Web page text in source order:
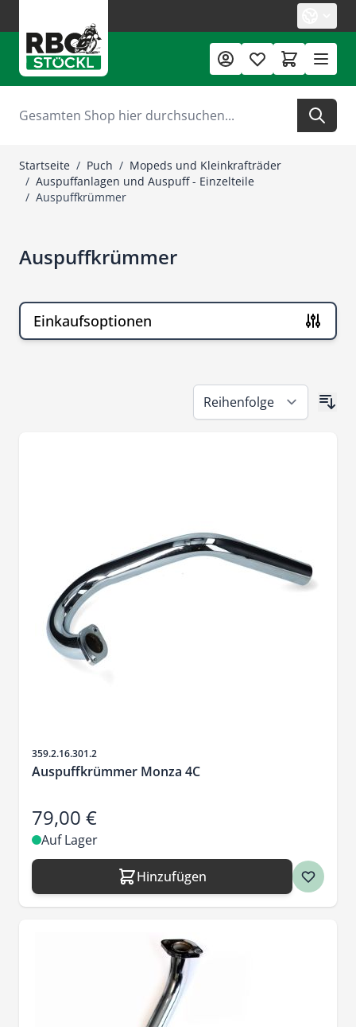
Suche
Startseite / Puch / Mopeds und Kleinkrafträder
/ Auspuffanlagen und Auspuff - Einzelteile
/ Auspuffkrümmer
Auspuffkrümmer
Einkaufsoptionen
Artikelnr.
359.2.16.301.2
Auspuffkrümmer Monza 4C
79,00 €
Auf Lager
Hinzufügen